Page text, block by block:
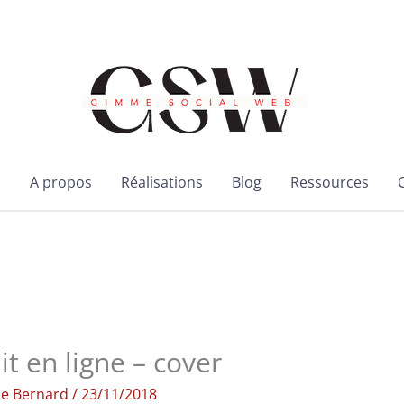
A propos Réalisations Blog Ressources
en ligne – cover
Bernard /23/11/2018